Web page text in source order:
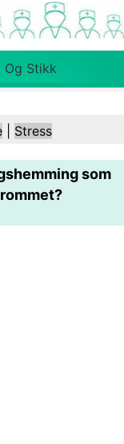
Og Stikk
Folkehelse Og
Stress
som